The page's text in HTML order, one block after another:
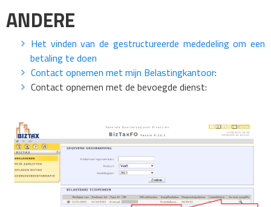
ANDERE
Het vinden van de gestructureerde mededeling om een
betaling te doen
Contact opnemen met mijn Belastingkantoor:
Contact opnemen met de bevoegde dienst: